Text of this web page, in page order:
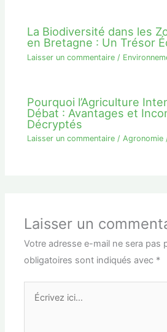
La Biodiversité dans les
en Bretagne : Un Trésor
Laisser un commentaire /
Pourquoi l’Agriculture
Débat : Avantages et
Décryptés
Laisser un commentaire /Agronomie
Laisser un
Votre adresse e-mail ne sera pas
obligatoires sont indiqués avec *